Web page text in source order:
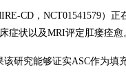
CD，NCT01541579）
症状以及MRI评定肛瘘痊愈
研究能够证实ASC作为